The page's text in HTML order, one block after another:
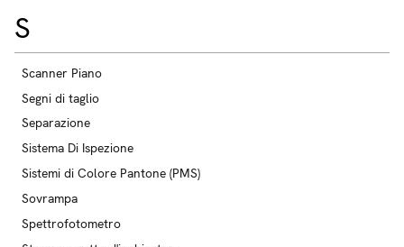
S
Scanner Piano
Segni di taglio
Separazione
Sistema Di Ispezione
Sistemi di Colore Pantone (PMS)
Sovrampa
Spettrofotometro